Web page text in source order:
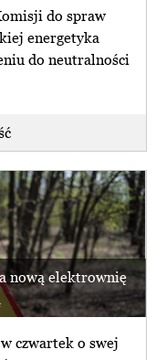
do spraw
energetyka
do neutralności
nową elektrownię
czwartek o swej